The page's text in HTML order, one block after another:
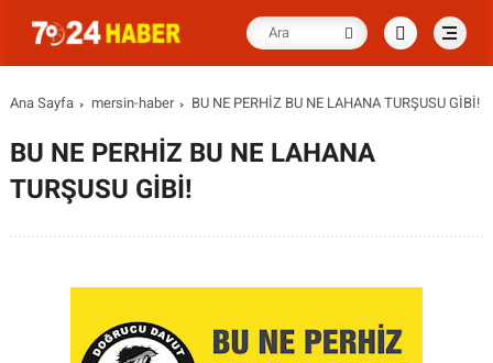
Ana Sayfa mersin-haber BU NE PERHİZ BU NE LAHANA TURŞUSU GİBİ!
BU NE PERHİZ BU NE LAHANA
TURŞUSU GİBİ!